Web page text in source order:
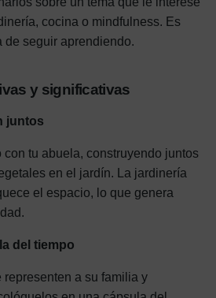
cocina o mindfulness. Es
de seguir aprendiendo.
y significativas
juntos
con tu abuela, construyendo juntos
en el jardín. La jardinería
el espacio, lo que genera
del tiempo
representen a su familia y